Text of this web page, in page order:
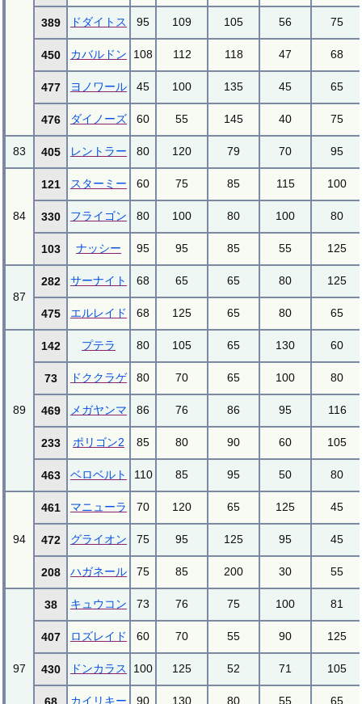
389 ドダイトス 95 109 105 56 75
450 カバルドン 108 112 118 47 68
477 ヨノワール 45 100 135 45 65
476 ダイノーズ 60 55 145 40 75
83 405 レントラー 80 120 79 70 95
84
121 スターミー 60 75 85 115 100
330 フライゴン 80 100 80 100 80
103 ナッシー 95 95 85 55 125
87
282 サーナイト 68 65 65 80 125
475 エルレイド 68 125 65 80 65
89
142 プテラ 80 105 65 130 60
73 ドククラゲ 80 70 65 100 80
469 メガヤンマ 86 76 86 95 116
233 ポリゴン2 85 80 90 60 105
463 ベロベルト 110 85 95 50 80
94
461 マニューラ 70 120 65 125 45
472 グライオン 75 95 125 95 45
208 ハガネール 75 85 200 30 55
97
38 キュウコン 73 76 75 100 81
407 ロズレイド 60 70 55 90 125
430 ドンカラス 100 125 52 71 105
68 カイリキー 90 130 80 55 65